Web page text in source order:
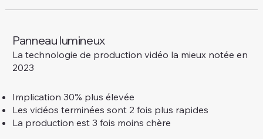
Panneau lumineux
La technologie de production vidéo la mieux notée en
2023
Implication 30% plus élevée
Les vidéos terminées sont 2 fois plus rapides
La production est 3 fois moins chère